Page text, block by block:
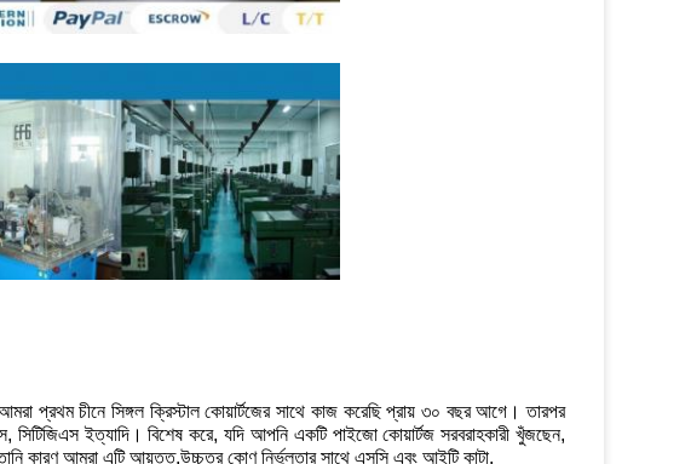
প্রথম চীনে সিঙ্গল ক্রিস্টাল কোয়ার্টজের সাথে কাজ করেছি প্রায় ৩০ বছর আগে। তারপর
ইত্যাদি। বিশেষ করে, যদি আপনি একটি পাইজো কোয়ার্টজ সরবরাহকারী খুঁজছেন,
কারণ আমরা এটি আয়ত্ত,উচ্চতর কোণ নির্ভুলতার সাথে এসসি এবং আইটি কাটা.